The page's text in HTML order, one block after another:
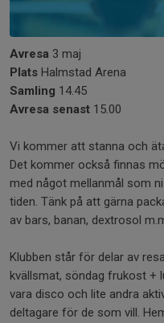
Avresa 3 maj
Plats Halmstad Arena
Samling 14.45
Avresa senast 15.00
Vi kommer att stanna och
Det kommer också finnas
med något mellanmål som
tiden. Tänk på att gärna
av bars, banan, dextrosol
Klubben står för delar av
kvällsmat, söndag frukost +
vara disco och lite andra
deltagare för de som vill.